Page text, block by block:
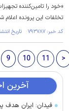
«خود را تامین‌کننده
تخلفات این پرونده
کد خبر: ۷۹۳۷۸۷ تاریخ انتشار : ۱۴۰۱/۰۶/۲۱
9 10 11 >
آخرین
فیدان: ایران هدف